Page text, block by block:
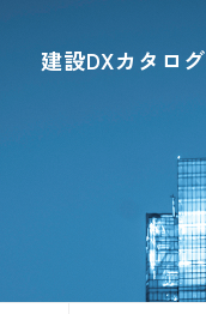
建設DXカタログ